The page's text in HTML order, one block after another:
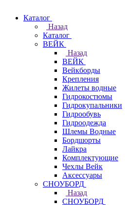
Каталог
Назад
Каталог
ВЕЙК
Назад
ВЕЙК
Вейкборды
Крепления
Жилеты водные
Гидрокостюмы
Гидрокупальники
Гидрообувь
Гидроодежда
Шлемы Водные
Бордшорты
Лайкра
Комплектующие
Чехлы Вейк
Аксессуары
СНОУБОРД
Назад
СНОУБОРД